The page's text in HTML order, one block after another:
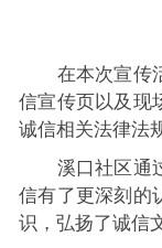
在本次宣传活
信宣传页以及现
诚信相关法律法
溪口社区通过
信有了更深刻的
识，弘扬了诚信